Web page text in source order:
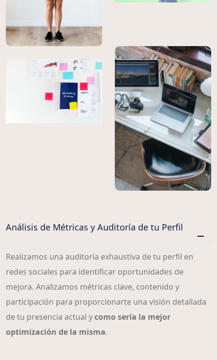
Análisis de Métricas y Auditoría de tu Perfil
Realizamos una auditoría exhaustiva de tu perfil en
redes sociales para identificar oportunidades de
mejora. Analizamos métricas clave, contenido y
participación para proporcionarte una visión detallada
de tu presencia actual ycomo sería la mejor
optimización de la misma.